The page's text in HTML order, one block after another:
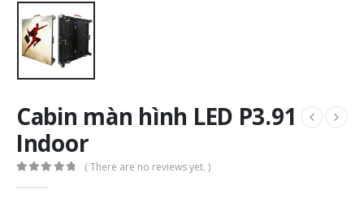
Cabin màn hình LED P3.91
Indoor
( There are no reviews yet. )